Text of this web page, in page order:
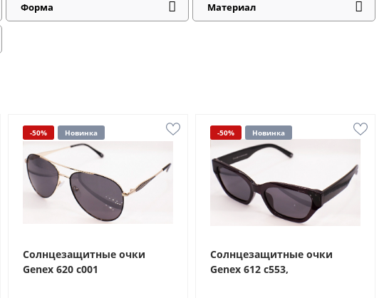
Форма Материал
-50% Новинка
Солнцезащитные очки
Genex 620 с001
-50% Новинка
Солнцезащитные очки
Genex 612 с553,